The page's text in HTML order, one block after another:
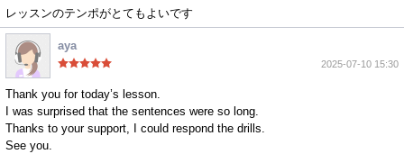
レッスンのテンポがとてもよいです
aya
2025-07-10 15:30
Thank you for today’s lesson.
I was surprised that the sentences were so long.
Thanks to your support, I could respond the drills.
See you.